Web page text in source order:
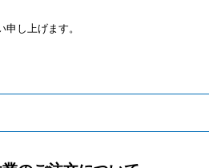
し上げます。